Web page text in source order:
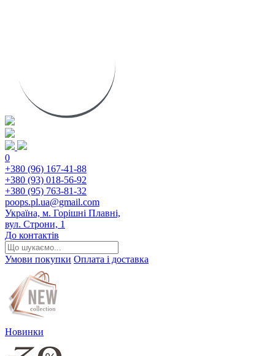
0
+380 (96) 167-41-88
+380 (93) 018-56-92
+380 (95) 763-81-32
poops.pl.ua@gmail.com
Україна, м. Горішні Плавні,
вул. Строни, 1
До контактів
Умови покупки Оплата і доставка
Новинки